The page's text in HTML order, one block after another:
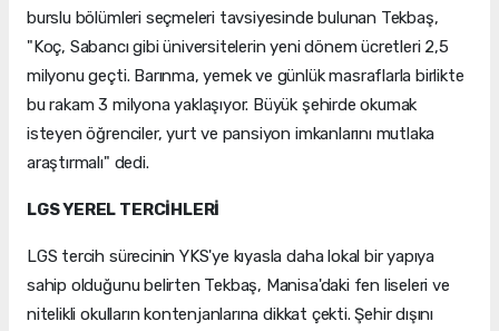
burslu bölümleri seçmeleri tavsiyesinde bulunan Tekbaş,
"Koç, Sabancı gibi üniversitelerin yeni dönem ücretleri 2,5
milyonu geçti. Barınma, yemek ve günlük masraflarla birlikte
bu rakam 3 milyona yaklaşıyor. Büyük şehirde okumak
isteyen öğrenciler, yurt ve pansiyon imkanlarını mutlaka
araştırmalı" dedi.
LGS YEREL TERCİHLERİ
LGS tercih sürecinin YKS'ye kıyasla daha lokal bir yapıya
sahip olduğunu belirten Tekbaş, Manisa'daki fen liseleri ve
nitelikli okulların kontenjanlarına dikkat çekti. Şehir dışını